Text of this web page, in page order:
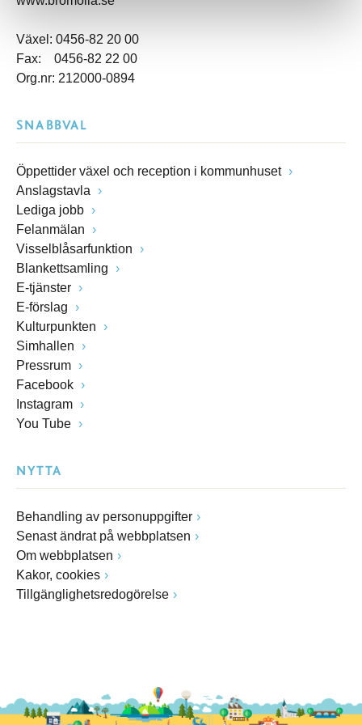
Växel: 0456-82 20 00
Fax: 0456-82 22 00
Org.nr: 212000-0894
SNABBVAL
Öppettider växel och reception i kommunhuset
Anslagstavla
Lediga jobb
Felanmälan
Visselblåsarfunktion
Blankettsamling
E-tjänster
E-förslag
Kulturpunkten
Simhallen
Pressrum
Facebook
Instagram
You Tube
NYTTA
Behandling av personuppgifter
Senast ändrat på webbplatsen
Om webbplatsen
Kakor, cookies
Tillgänglighetsredogörelse